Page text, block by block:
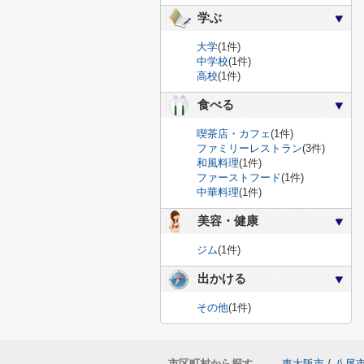
学ぶ
大学(1件)
中学校(1件)
高校(1件)
食べる
喫茶店・カフェ(1件)
ファミリーレストラン(3件)
和風料理(1件)
ファーストフード(1件)
中華料理(1件)
美容・健康
ジム(1件)
出かける
その他(1件)